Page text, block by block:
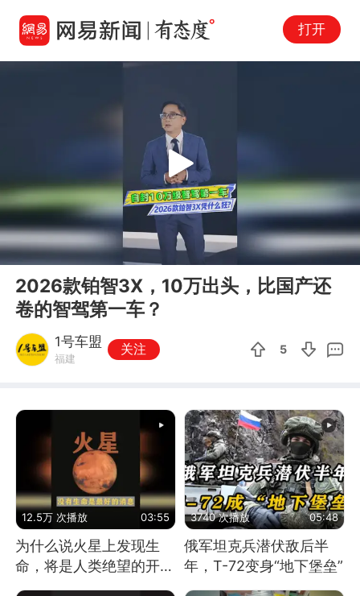
打开
00:00 01:13
Play
2026款铂智3X，10万出头，比国产还
卷的智驾第一车？
1号车盟
福建
关注 5
12.5万 次播放 03:55
为什么说火星上发现生
命，将是人类绝望的开
始？
3740 次播放 05:48
俄军坦克兵潜伏敌后半
年，T-72变身“地下堡垒”